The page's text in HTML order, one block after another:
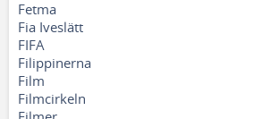
Fetma
Fia Iveslätt
FIFA
Filippinerna
Film
Filmcirkeln